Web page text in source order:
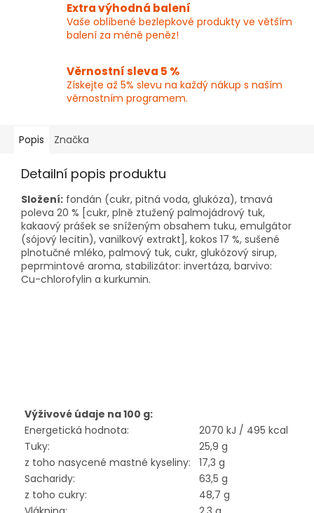
Extra výhodná balení
Vaše oblíbené bezlepkové produkty ve větším
balení za méně peněz!
Věrnostní sleva 5 %
Získejte až 5% slevu na každý nákup s naším
věrnostním programem.
Popis Značka
Detailní popis produktu
Složení: fondán (cukr, pitná voda, glukóza), tmavá
poleva 20 % [cukr, plně ztužený palmojádrový tuk,
kakaový prášek se sníženým obsahem tuku, emulgátor
(sójový lecitin), vanilkový extrakt], kokos 17 %, sušené
plnotučné mléko, palmový tuk, cukr, glukózový sirup,
peprmintové aroma, stabilizátor: invertáza, barvivo:
Cu-chlorofylin a kurkumin.
Výživové údaje na 100 g:
Energetická hodnota:
2070 kJ / 495 kcal
Tuky:
25,9 g
z toho nasycené mastné kyseliny:
17,3 g
Sacharidy:
63,5 g
z toho cukry:
48,7 g